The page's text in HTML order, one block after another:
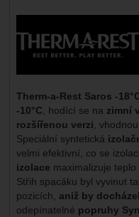
Therm-a-Rest Saros -
-10°C , hodící se na zimní
rozšířenou verzi ,
Speciální syntetická
velmi efektivní, co se
izolace maximalizuje teplo
Střih spacáku byl vyvinut
pozicích, aniž by
odepínatelné popruhy